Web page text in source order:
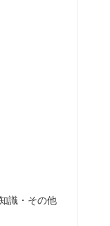
識・その他